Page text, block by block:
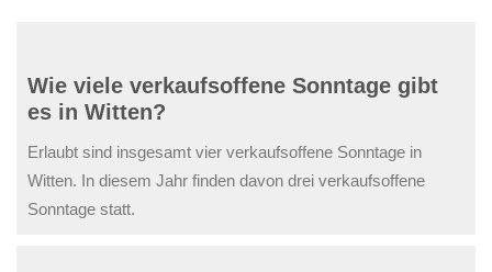
Wie viele verkaufsoffene Sonntage gibt
es in Witten?
Erlaubt sind insgesamt vier verkaufsoffene Sonntage in
Witten. In diesem Jahr finden davon drei verkaufsoffene
Sonntage statt.